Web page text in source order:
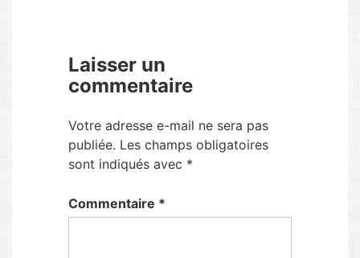
Laisser un
commentaire
Votre adresse e-mail ne sera pas
publiée. Les champs obligatoires
sont indiqués avec *
Commentaire *